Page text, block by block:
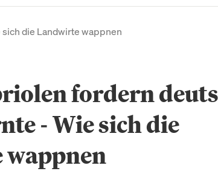
die Landwirte wappnen
fordern
- Wie sich die